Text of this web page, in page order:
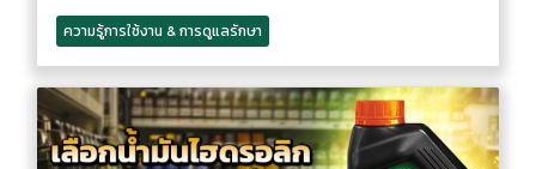
ความรู้การใช้งาน & การดูแลรักษา